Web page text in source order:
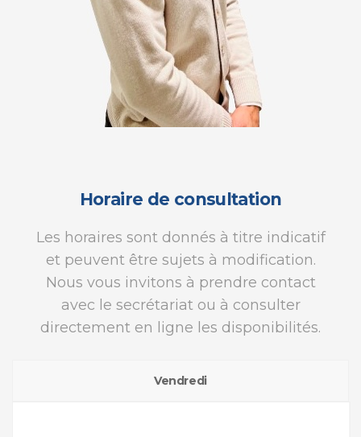
Horaire de consultation
Les horaires sont donnés à titre indicatif
et peuvent être sujets à modification.
Nous vous invitons à prendre contact
avec le secrétariat ou à consulter
directement en ligne les disponibilités.
Vendredi